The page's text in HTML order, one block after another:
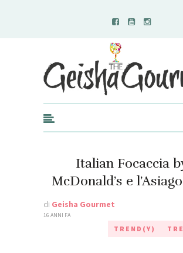
Geisha Gourmet
Italian Focaccia
McDonald’s e
di Geisha Gourmet
16 ANNI FA
TREND(Y)